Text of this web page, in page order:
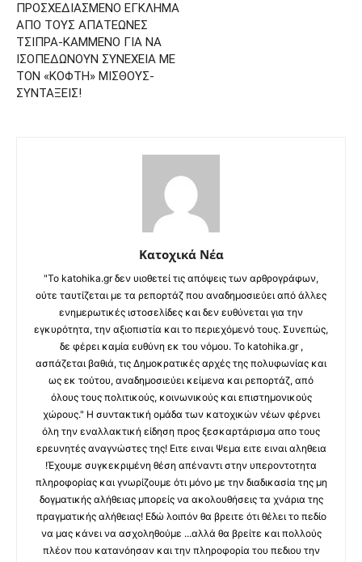
ΠΡΟΣΧΕΔΙΑΣΜΕΝΟ ΕΓΚΛΗΜΑ
ΑΠΟ ΤΟΥΣ ΑΠΑΤΕΩΝΕΣ
ΤΣΙΠΡΑ-ΚΑΜΜΕΝΟ ΓΙΑ ΝΑ
ΙΣΟΠΕΔΩΝΟΥΝ ΣΥΝΕΧΕΙΑ ΜΕ
ΤΟΝ «ΚΟΦΤΗ» ΜΙΣΘΟΥΣ-
ΣΥΝΤΑΞΕΙΣ!
Κατοχικά Νέα
"Το katohika.gr δεν υιοθετεί τις απόψεις των αρθρογράφων,
ούτε ταυτίζεται με τα ρεπορτάζ που αναδημοσιεύει από άλλες
ενημερωτικές ιστοσελίδες και δεν ευθύνεται για την
εγκυρότητα, την αξιοπιστία και το περιεχόμενό τους. Συνεπώς,
δε φέρει καμία ευθύνη εκ του νόμου. Το katohika.gr ,
ασπάζεται βαθιά, τις Δημοκρατικές αρχές της πολυφωνίας και
ως εκ τούτου, αναδημοσιεύει κείμενα και ρεπορτάζ, από
όλους τους πολιτικούς, κοινωνικούς και επιστημονικούς
χώρους." Η συντακτική ομάδα των κατοχικών νέων φέρνει
όλη την εναλλακτική είδηση προς ξεσκαρτάρισμα απο τους
ερευνητές αναγνώστες της! Ειτε ειναι Ψεμα ειτε ειναι αληθεια
!Έχουμε συγκεκριμένη θέση απέναντι στην υπεροντοτητα
πληροφορίας και γνωρίζουμε ότι μόνο με την διαδικασία της μη
δογματικής αλήθειας μπορείς να ακολουθήσεις τα χνάρια της
πραγματικής αλήθειας! Εδώ λοιπόν θα βρειτε ότι θέλει το πεδίο
να μας κάνει να ασχοληθούμε ...αλλά θα βρείτε και πολλούς
πλέον που κατανόησαν και την πληροφορία του πεδιου την